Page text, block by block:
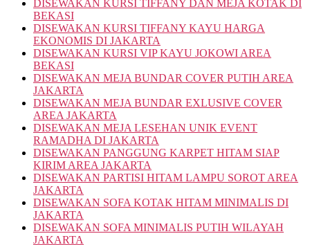
DISEWAKAN KURSI TIFFANY DAN MEJA KOTAK DI
BEKASI
DISEWAKAN KURSI TIFFANY KAYU HARGA
EKONOMIS DI JAKARTA
DISEWAKAN KURSI VIP KAYU JOKOWI AREA
BEKASI
DISEWAKAN MEJA BUNDAR COVER PUTIH AREA
JAKARTA
DISEWAKAN MEJA BUNDAR EXLUSIVE COVER
AREA JAKARTA
DISEWAKAN MEJA LESEHAN UNIK EVENT
RAMADHA DI JAKARTA
DISEWAKAN PANGGUNG KARPET HITAM SIAP
KIRIM AREA JAKARTA
DISEWAKAN PARTISI HITAM LAMPU SOROT AREA
JAKARTA
DISEWAKAN SOFA KOTAK HITAM MINIMALIS DI
JAKARTA
DISEWAKAN SOFA MINIMALIS PUTIH WILAYAH
JAKARTA